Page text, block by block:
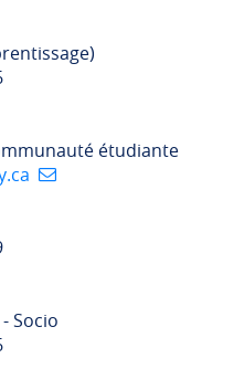
étudiante
Socio